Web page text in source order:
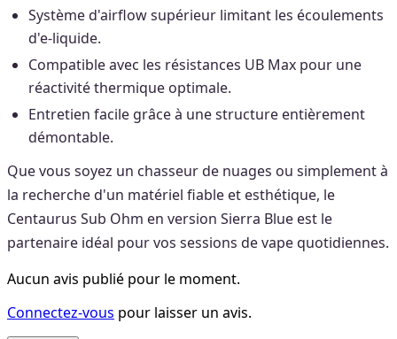
Système d'airflow supérieur limitant les écoulements
d'e-liquide.
Compatible avec les résistances UB Max pour une
réactivité thermique optimale.
Entretien facile grâce à une structure entièrement
démontable.
Que vous soyez un chasseur de nuages ou simplement à
la recherche d'un matériel fiable et esthétique, le
Centaurus Sub Ohm en version Sierra Blue est le
partenaire idéal pour vos sessions de vape quotidiennes.
Aucun avis publié pour le moment.
Connectez-vous pour laisser un avis.